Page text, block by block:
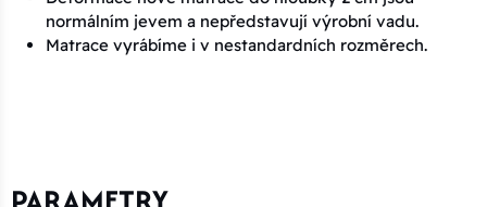
normálním jevem a nepředstavují výrobní vadu.
Matrace vyrábíme i v nestandardních rozměrech.